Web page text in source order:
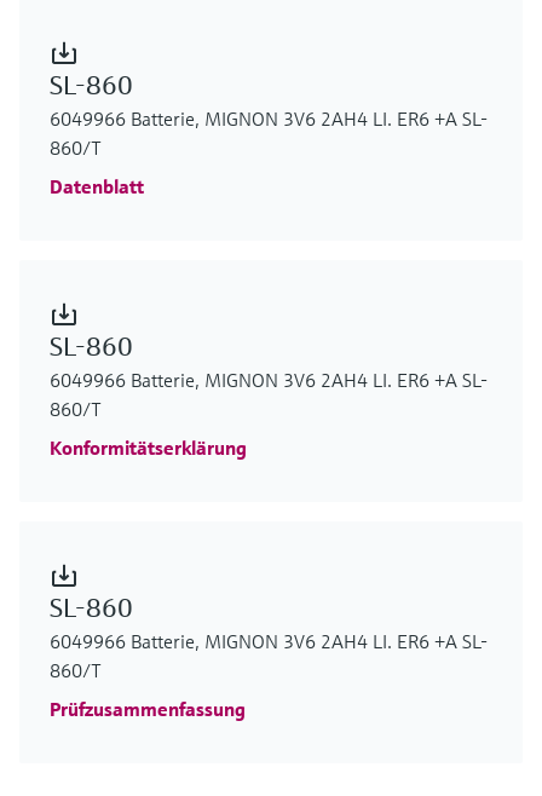
SL-860
6049966 Batterie, MIGNON 3V6 2AH4 LI. ER6 +A SL-
860/T
Datenblatt
SL-860
6049966 Batterie, MIGNON 3V6 2AH4 LI. ER6 +A SL-
860/T
Konformitätserklärung
SL-860
6049966 Batterie, MIGNON 3V6 2AH4 LI. ER6 +A SL-
860/T
Prüfzusammenfassung